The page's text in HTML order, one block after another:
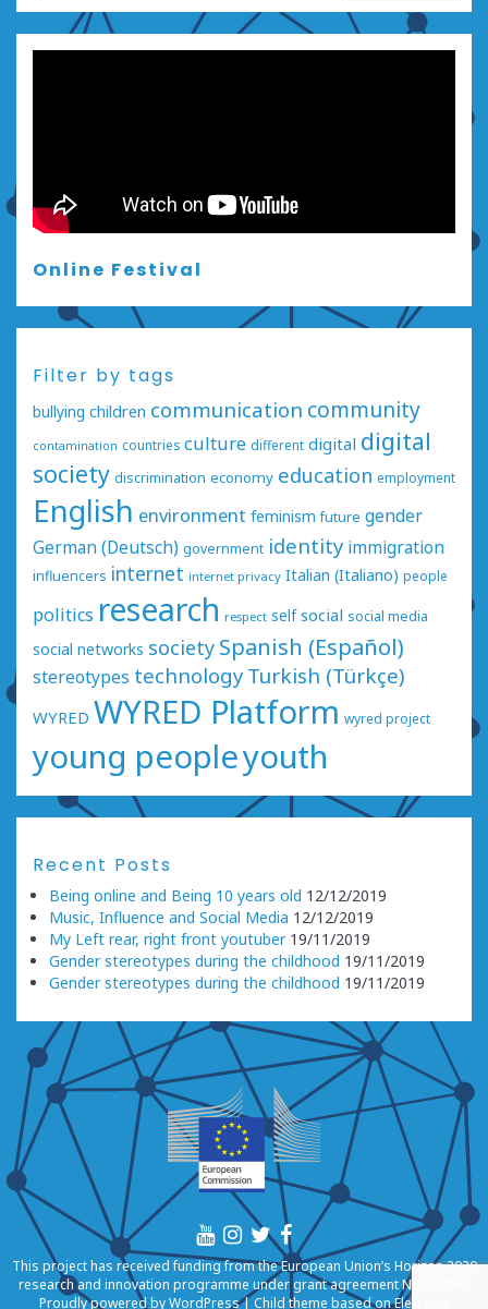
Online Festival
Filter by tags
bullying children communication community
contamination countries culture different digital digital
society discrimination economy education employment
English environment feminism future gender
German (Deutsch) government identity immigration
influencers internet internet privacy Italian (Italiano) people
politics research respect self social social media
social networks society Spanish (Español)
stereotypes technology Turkish (Türkçe)
WYRED WYRED Platform wyred project
young peopleyouth
Recent Posts
Being online and Being 10 years old 12/12/2019
Music, Influence and Social Media 12/12/2019
My Left rear, right front youtuber 19/11/2019
Gender stereotypes during the childhood 19/11/2019
Gender stereotypes during the childhood 19/11/2019
This project has received funding from the European Union’s Horizon 2020
research and innovation programme under grant agreement No 727066
Proudly powered byWordPress|Child theme based onEleganto